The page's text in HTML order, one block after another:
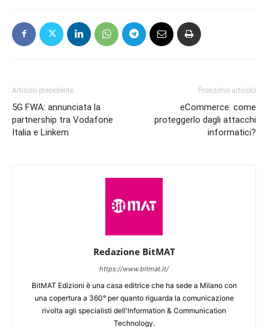
Articolo precedente
5G FWA: annunciata la
partnership tra Vodafone
Italia e Linkem
Prossimo articolo
eCommerce: come
proteggerlo dagli attacchi
informatici?
Redazione BitMAT
https://www.bitmat.it/
BitMAT Edizioni è una casa editrice che ha sede a Milano con
una copertura a 360° per quanto riguarda la comunicazione
rivolta agli specialisti dell'lnformation & Communication
Technology.